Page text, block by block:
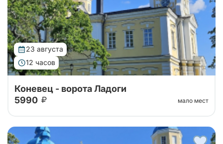
23 августа
12 часов
Тур организован совместно с Паломнической
Коневец - ворота Ладоги
5990
мало мест